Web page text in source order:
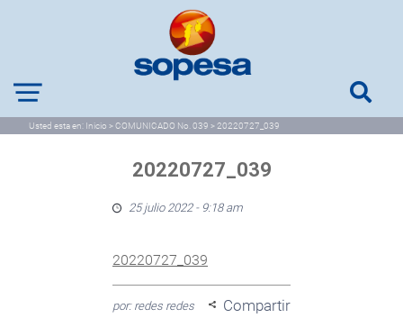
Usted esta en: Inicio > COMUNICADO No. 039 > 20220727_039
20220727_039
25 julio 2022 - 9:18 am
20220727_039
por: redes redes Compartir